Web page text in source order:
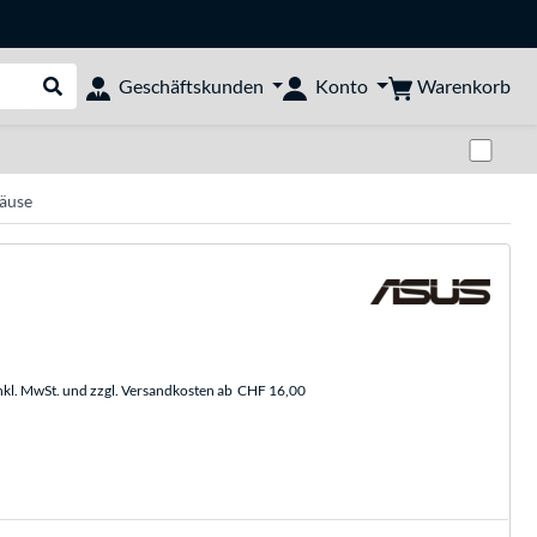
Suche durchführen
Geschäftskunden Konto Warenkorb
MwSt. und zzgl. Versandkosten ab CHF 16,00